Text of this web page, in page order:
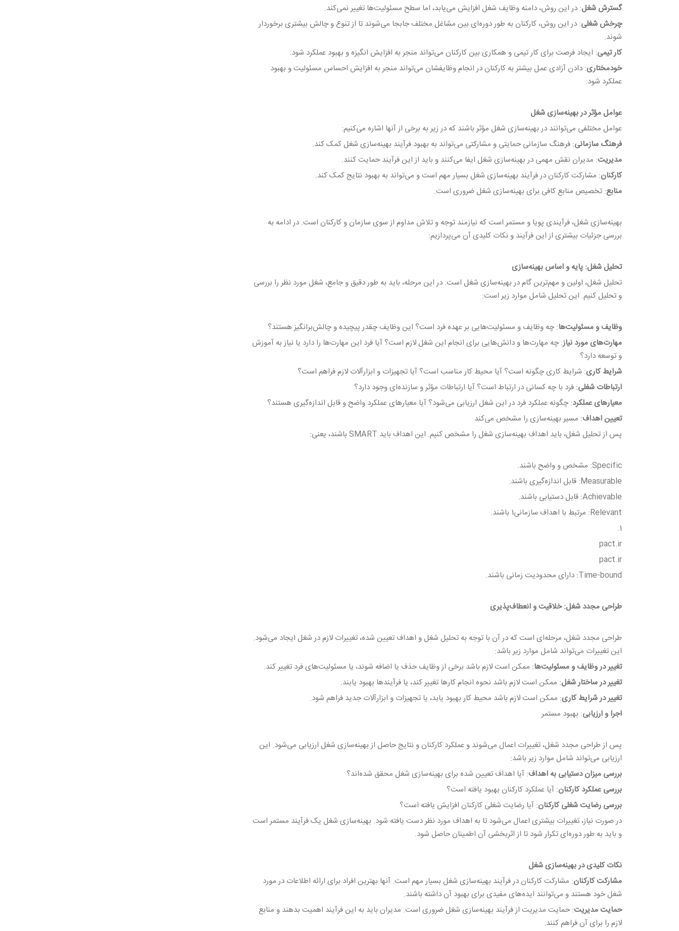
گسترش شغل: در این روش، دامنه وظایف شغل افزایش می‌یابد، اما سطح مسئولیت‌ها تغییر نمی‌کند.
چرخش شغلی: در این روش، کارکنان به طور دوره‌ای بین مشاغل مختلف جابجا می‌شوند تا از تنوع و چالش بیشتری برخوردار
شوند.
کار تیمی: ایجاد فرصت برای کار تیمی و همکاری بین کارکنان می‌تواند منجر به افزایش انگیزه و بهبود عملکرد شود.
خودمختاری: دادن آزادی عمل بیشتر به کارکنان در انجام وظایفشان می‌تواند منجر به افزایش احساس مسئولیت و بهبود
عملکرد شود.
عوامل مؤثر در بهینه‌سازی شغل
عوامل مختلفی می‌توانند در بهینه‌سازی شغل مؤثر باشند که در زیر به برخی از آنها اشاره می‌کنیم:
فرهنگ سازمانی: فرهنگ سازمانی حمایتی و مشارکتی می‌تواند به بهبود فرآیند بهینه‌سازی شغل کمک کند.
مدیریت: مدیران نقش مهمی در بهینه‌سازی شغل ایفا می‌کنند و باید از این فرآیند حمایت کنند.
کارکنان: مشارکت کارکنان در فرآیند بهینه‌سازی شغل بسیار مهم است و می‌تواند به بهبود نتایج کمک کند.
منابع: تخصیص منابع کافی برای بهینه‌سازی شغل ضروری است.
بهینه‌سازی شغل، فرآیندی پویا و مستمر است که نیازمند توجه و تلاش مداوم از سوی سازمان و کارکنان است. در ادامه به
بررسی جزئیات بیشتری از این فرآیند و نکات کلیدی آن می‌پردازیم:
تحلیل شغل: پایه و اساس بهینه‌سازی
تحلیل شغل، اولین و مهم‌ترین گام در بهینه‌سازی شغل است. در این مرحله، باید به طور دقیق و جامع، شغل مورد نظر را بررسی
و تحلیل کنیم. این تحلیل شامل موارد زیر است:
وظایف و مسئولیت‌ها: چه وظایف و مسئولیت‌هایی بر عهده فرد است؟ این وظایف چقدر پیچیده و چالش‌برانگیز هستند؟
مهارت‌های مورد نیاز: چه مهارت‌ها و دانش‌هایی برای انجام این شغل لازم است؟ آیا فرد این مهارت‌ها را دارد یا نیاز به آموزش
و توسعه دارد؟
شرایط کاری: شرایط کاری چگونه است؟ آیا محیط کار مناسب است؟ آیا تجهیزات و ابزارآلات لازم فراهم است؟
ارتباطات شغلی: فرد با چه کسانی در ارتباط است؟ آیا ارتباطات مؤثر و سازنده‌ای وجود دارد؟
معیارهای عملکرد: چگونه عملکرد فرد در این شغل ارزیابی می‌شود؟ آیا معیارهای عملکرد واضح و قابل اندازه‌گیری هستند؟
تعیین اهداف: مسیر بهینه‌سازی را مشخص می‌کند
پس از تحلیل شغل، باید اهداف بهینه‌سازی شغل را مشخص کنیم. این اهداف باید SMART باشند، یعنی:
Specific: مشخص و واضح باشند.
Measurable: قابل اندازه‌گیری باشند.
Achievable: قابل دستیابی باشند.
Relevant: مرتبط با اهداف سازمانی1 باشند.
1.
pact.ir
pact.ir
Time-bound: دارای محدودیت زمانی باشند.
طراحی مجدد شغل: خلاقیت و انعطاف‌پذیری
طراحی مجدد شغل، مرحله‌ای است که در آن با توجه به تحلیل شغل و اهداف تعیین شده، تغییرات لازم در شغل ایجاد می‌شود.
این تغییرات می‌تواند شامل موارد زیر باشد:
تغییر در وظایف و مسئولیت‌ها: ممکن است لازم باشد برخی از وظایف حذف یا اضافه شوند، یا مسئولیت‌های فرد تغییر کند.
تغییر در ساختار شغل: ممکن است لازم باشد نحوه انجام کارها تغییر کند، یا فرآیندها بهبود یابند.
تغییر در شرایط کاری: ممکن است لازم باشد محیط کار بهبود یابد، یا تجهیزات و ابزارآلات جدید فراهم شود.
اجرا و ارزیابی: بهبود مستمر
پس از طراحی مجدد شغل، تغییرات اعمال می‌شوند و عملکرد کارکنان و نتایج حاصل از بهینه‌سازی شغل ارزیابی می‌شود. این
ارزیابی می‌تواند شامل موارد زیر باشد:
بررسی میزان دستیابی به اهداف: آیا اهداف تعیین شده برای بهینه‌سازی شغل محقق شده‌اند؟
بررسی عملکرد کارکنان: آیا عملکرد کارکنان بهبود یافته است؟
بررسی رضایت شغلی کارکنان: آیا رضایت شغلی کارکنان افزایش یافته است؟
در صورت نیاز، تغییرات بیشتری اعمال می‌شود تا به اهداف مورد نظر دست یافته شود. بهینه‌سازی شغل یک فرآیند مستمر است
و باید به طور دوره‌ای تکرار شود تا از اثربخشی آن اطمینان حاصل شود.
نکات کلیدی در بهینه‌سازی شغل
مشارکت کارکنان: مشارکت کارکنان در فرآیند بهینه‌سازی شغل بسیار مهم است. آنها بهترین افراد برای ارائه اطلاعات در مورد
شغل خود هستند و می‌توانند ایده‌های مفیدی برای بهبود آن داشته باشند.
حمایت مدیریت: حمایت مدیریت از فرآیند بهینه‌سازی شغل ضروری است. مدیران باید به این فرآیند اهمیت بدهند و منابع
لازم را برای آن فراهم کنند.